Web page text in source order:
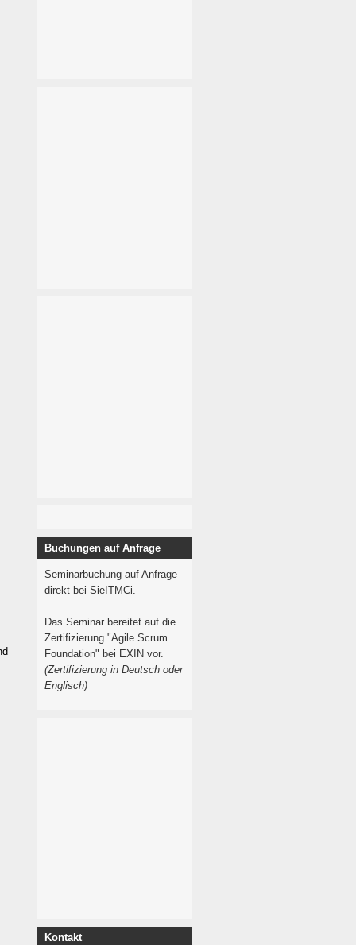
Buchungen auf Anfrage
Seminarbuchung auf Anfrage
direkt bei SieITMCi.
Das Seminar bereitet auf die
Zertifizierung "Agile Scrum
Foundation" bei EXIN vor.
(Zertifizierung in Deutsch oder
Englisch)
Kontakt